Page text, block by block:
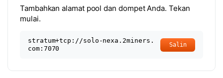
Tambahkan alamat pool dan dompet Anda. Tekan
mulai.
stratum+tcp://solo-nexa.2miners.
com:7070
Salin